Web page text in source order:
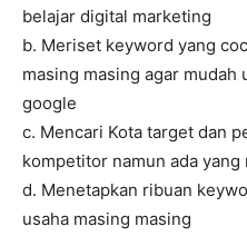
belajar digital marketing
b. Meriset keyword yang
masing masing agar mudah
google
c. Mencari Kota target dan
kompetitor namun ada yang
d. Menetapkan ribuan
usaha masing masing